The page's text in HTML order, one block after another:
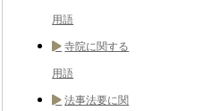
用語
寺院に関する
用語
法事法要に関